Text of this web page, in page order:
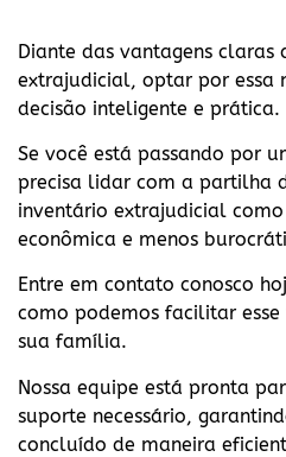
Diante das vantagens claras
extrajudicial, optar por essa
decisão inteligente e prática.
Se você está passando por
precisa lidar com a partilha
inventário extrajudicial
econômica e menos
Entre em contato conosco
como podemos facilitar esse
sua família.
Nossa equipe está pronta
suporte necessário,
concluído de maneira